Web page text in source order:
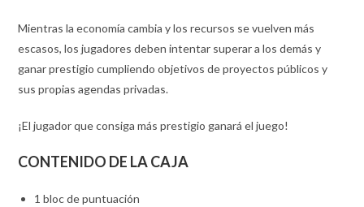
Mientras la economía cambia y los recursos se vuelven más
escasos, los jugadores deben intentar superar a los demás y
ganar prestigio cumpliendo objetivos de proyectos públicos y
sus propias agendas privadas.
¡El jugador que consiga más prestigio ganará el juego!
CONTENIDO DE LA CAJA
1 bloc de puntuación